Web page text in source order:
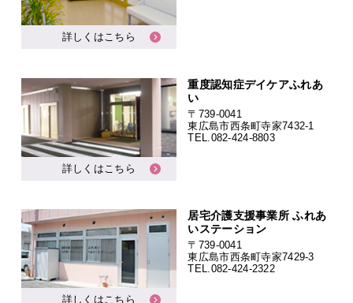
詳しくはこちら
詳しくはこちら
重度認知症デイケアふれあ
い
〒739-0041
東広島市西条町寺家7432-1
TEL. 082-424-8803
詳しくはこちら
居宅介護支援事業所 ふれあ
いステーション
〒739-0041
東広島市西条町寺家7429-3
TEL.082-424-2322